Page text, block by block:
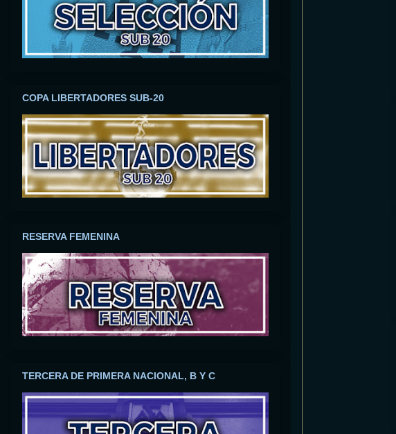
COPA LIBERTADORES SUB-20
RESERVA FEMENINA
TERCERA DE PRIMERA NACIONAL, B Y C